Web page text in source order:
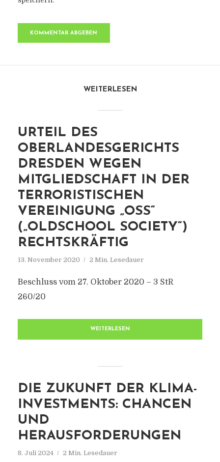
WEITERLESEN
URTEIL DES
OBERLANDESGERICHTS
DRESDEN WEGEN
MITGLIEDSCHAFT IN DER
TERRORISTISCHEN
VEREINIGUNG „OSS“
(„OLDSCHOOL SOCIETY“)
RECHTSKRÄFTIG
13. November 2020 2 Min. Lesedauer
Beschluss vom 27. Oktober 2020 – 3 StR
260/20
WEITERLESEN
DIE ZUKUNFT DER KLIMA-
INVESTMENTS: CHANCEN
UND
HERAUSFORDERUNGEN
8. Juli 2024 2 Min. Lesedauer